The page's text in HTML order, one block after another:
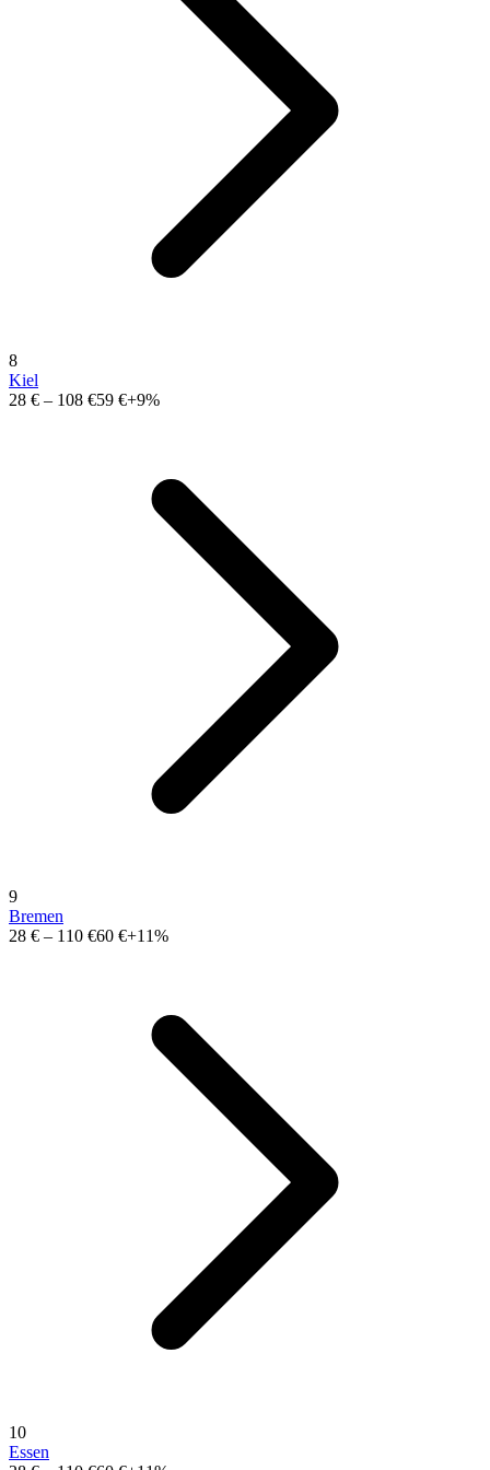
8
Kiel
28 € – 108 €59 €+9%
9
Bremen
28 € – 110 €60 €+11%
10
Essen